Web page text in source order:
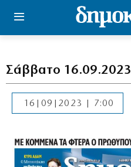
Σάββατο 16.09.2023
16|09|2023 | 7:00